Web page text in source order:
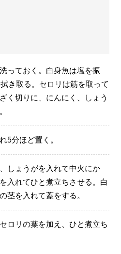
っておく。白身魚は塩を振
き取る。セロリは筋を取って
く切りに、にんにく、しょう
5分ほど置く。
しょうがを入れて中火にか
入れてひと煮立ちさせる。白
茎を入れて蓋をする。
ロリの葉を加え、ひと煮立ち